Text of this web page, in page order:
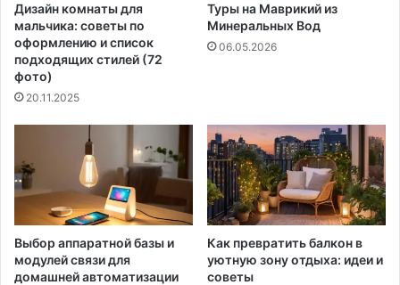
Дизайн комнаты для
мальчика: советы по
оформлению и список
подходящих стилей (72
фото)
20.11.2025
Туры на Маврикий из
Минеральных Вод
06.05.2026
Выбор аппаратной базы и
модулей связи для
домашней автоматизации
Как превратить балкон в
уютную зону отдыха: идеи и
советы